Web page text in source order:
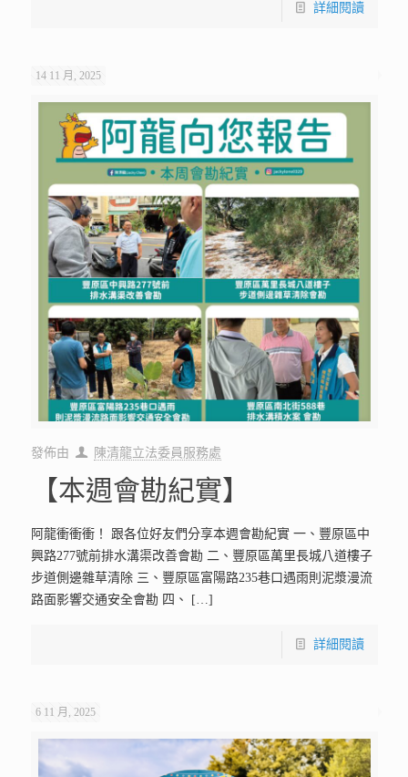
詳細閱讀
14 11 月, 2025
發佈由 陳清龍立法委員服務處
【本週會勘紀實】
阿龍衝衝衝！ 跟各位好友們分享本週會勘紀實 一、豐原區中
興路277號前排水溝渠改善會勘 二、豐原區萬里長城八道樓子
步道側邊雜草清除 三、豐原區富陽路235巷口遇雨則泥漿漫流
路面影響交通安全會勘 四、
[…]
詳細閱讀
6 11 月, 2025